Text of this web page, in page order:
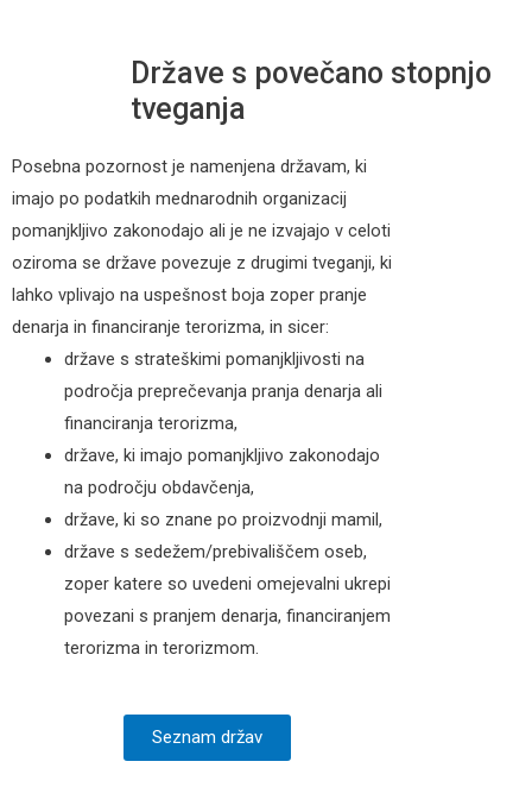
Države s povečano stopnjo
tveganja
Posebna pozornost je namenjena državam, ki
imajo po podatkih mednarodnih organizacij
pomanjkljivo zakonodajo ali je ne izvajajo v celoti
oziroma se države povezuje z drugimi tveganji, ki
lahko vplivajo na uspešnost boja zoper pranje
denarja in financiranje terorizma, in sicer:
države s strateškimi pomanjkljivosti na
področja preprečevanja pranja denarja ali
financiranja terorizma,
države, ki imajo pomanjkljivo zakonodajo
na področju obdavčenja,
države, ki so znane po proizvodnji mamil,
države s sedežem/prebivališčem oseb,
zoper katere so uvedeni omejevalni ukrepi
povezani s pranjem denarja, financiranjem
terorizma in terorizmom.
Seznam držav